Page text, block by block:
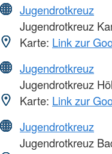
Jugendrotkreuz
Jugendrotkreuz
Karte: Link zur
Jugendrotkreuz
Jugendrotkreuz
Karte: Link zur
Jugendrotkreuz
Jugendrotkreuz